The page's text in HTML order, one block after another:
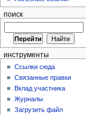
поиск
инструменты
Ссылки сюда
Связанные правки
Вклад участника
Журналы
Загрузить файл